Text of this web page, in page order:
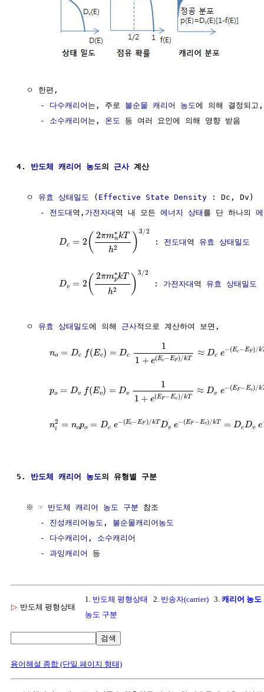
  ㅇ 한편,
     -
다수캐리어 는, 주로 불순물 캐리어 농도에 의해 결정되고,
     -
소수캐리어 는, 온도 등 여러 요인에 의해 영향 받음
4. 반도체 캐리어 농도의 근사 계산
  ㅇ
유효 상태밀도 ( Effective State Density : Dc, Dv)
     -
전도대 역, 가전자대 역 내 모든 에너지 상태 를 단 하나의
Dc = 2 ( 2πm∗
nkT
h2 ) 3/2
: 전도대 역 유효 상태밀도
Dv = 2 ( 2πm∗
pkT
h2 )
3/2
: 가전자대 역 유효 상태밀도
  ㅇ
유효 상태밀도에 의해 근사적으로 계산하여 보면,
no = Dc f( Ec) = Dc
1
1 + e(Ec−EF )/kT
≈ Dc e−(Ec−EF )/k
po = Dv f(Ev) = Dv
1
1 + e(EF −Ev)/kT
≈ Dv e−(EF−Ev)/k
n2
i = nopo = Dc e−(Ec−EF)/kT Dv e−(EF − Ev)/kT = DcDv e
5. 반도체 캐리어 농도의 유형별 구분
  ※ ☞
반도체 캐리어 농도 구분 참조
     -
진성캐리어농도 , 불순물캐리어농도
     -
다수캐리어 , 소수캐리어
     -
과잉캐리어
▷ 반도체 평형상태
1. 반도체 평형상태 2. 반송자(carrier) 3. 캐리어 농도
농도 구분
검색
용어해설 종합 (단일 페이지 형태)